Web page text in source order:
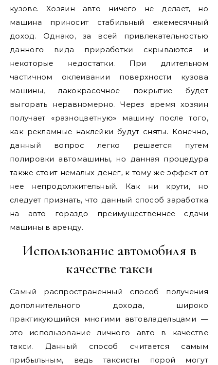
кузове. Хозяин авто ничего не делает, но
машина приносит стабильный ежемесячный
доход. Однако, за всей привлекательностью
данного вида приработки скрываются и
некоторые недостатки. При длительном
частичном оклеивании поверхности кузова
машины, лакокрасочное покрытие будет
выгорать неравномерно. Через время хозяин
получает «разноцветную» машину после того,
как рекламные наклейки будут сняты. Конечно,
данный вопрос легко решается путем
полировки автомашины, но данная процедура
также стоит немалых денег, к тому же эффект от
нее непродолжительный. Как ни крути, но
следует признать, что данный способ заработка
на авто гораздо преимущественнее сдачи
машины в аренду.
Использование автомобиля в
качестве такси
Самый распространенный способ получения
дополнительного дохода, широко
практикующийся многими автовладельцами —
это использование личного авто в качестве
такси. Данный способ считается самым
прибыльным, ведь таксисты порой могут